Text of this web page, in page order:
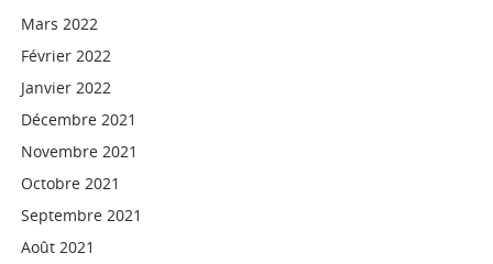
Mars 2022
Février 2022
Janvier 2022
Décembre 2021
Novembre 2021
Octobre 2021
Septembre 2021
Août 2021